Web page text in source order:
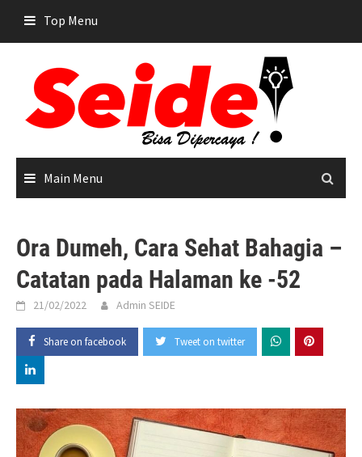
content
Top Menu
Main Menu
Ora Dumeh, Cara Sehat Bahagia –
Catatan pada Halaman ke -52
21/02/2022 Admin SEIDE
Share on facebook Tweet on twitter